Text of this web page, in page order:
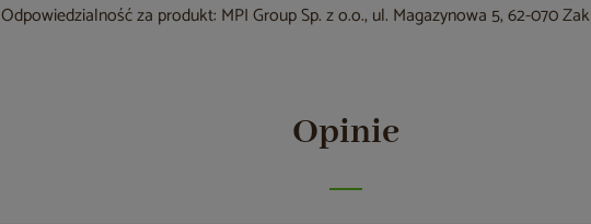
Odpowiedzialność za produkt: MPI Group Sp. z o.o., ul. Magazynowa 5, 62-070
Opinie